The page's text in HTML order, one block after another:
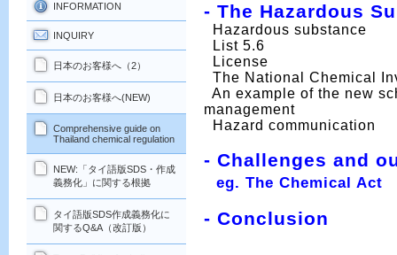
- The Hazardous
Hazardous substance
List 5.6
License
The National Chemical
An example of the new
management
Hazard communication
- Challenges and
eg. The Chemical Act
- Conclusion
INFORMATION
INQUIRY
日本のお客様へ（2）
日本のお客様へ(NEW)
Comprehensive guide on
Thailand chemical regulation
NEW:「タイ語版SDS・作成
義務化」に関する根拠
タイ語版SDS作成義務化に
関するQ&A（改訂版）